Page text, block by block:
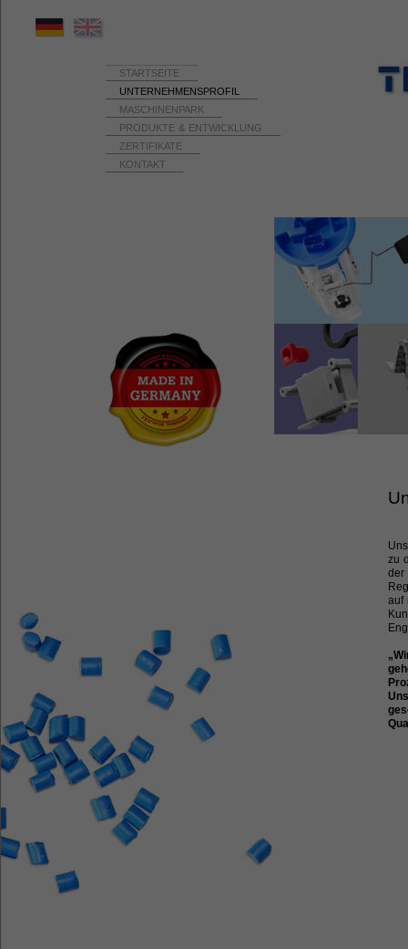
STARTSEITE
UNTERNEHMENSPROFIL
MASCHINENPARK
PRODUKTE & ENTWICKLUNG
ZERTIFIKATE
KONTAKT
zu
der
auf